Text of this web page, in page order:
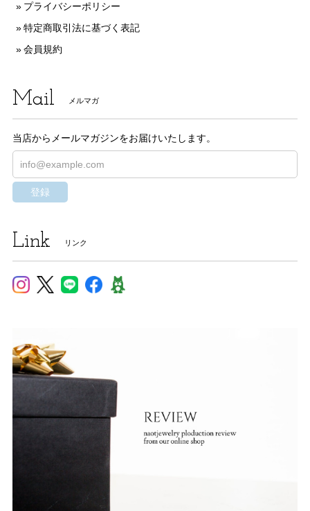
プライバシーポリシー
特定商取引法に基づく表記
会員規約
Mail メルマガ
当店からメールマガジンをお届けいたします。
登録
Link リンク